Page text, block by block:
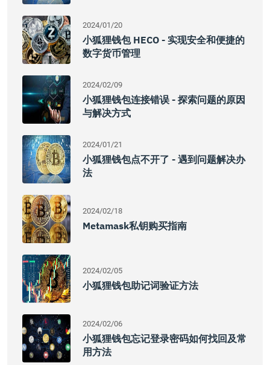
2024/01/20
小狐狸钱包 HECO - 实现安全和便捷的
数字货币管理
2024/02/09
小狐狸钱包连接错误 - 探索问题的原因
与解决方式
2024/01/21
小狐狸钱包点不开了 - 遇到问题解决办
法
2024/02/18
Metamask私钥购买指南
2024/02/05
小狐狸钱包助记词验证方法
2024/02/06
小狐狸钱包忘记登录密码如何找回及常
用方法